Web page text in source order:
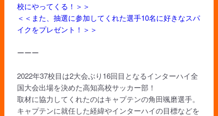
校にやってくる！＞＞
＜＜また、抽選に参加してくれた選手10名に好きなスパ
イクをプレゼント！＞＞
ーーー
2022年37校目は2大会ぶり16回目となるインターハイ全
国大会出場を決めた高知高校サッカー部！
取材に協力してくれたのはキャプテンの角田颯磨選手。
キャプテンに就任した経緯やインターハイの目標などを